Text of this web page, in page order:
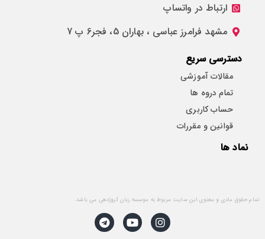
ارتباط در واتساپ
مشهد فرامرز عباسی ، بهاران 5، فجر6 پ 7
دسترسی سریع
مقالات آموزشی
تمام دروه ها
حساب کاربری
قوانین و مقررات
نماد ها
تمام حقوق مادی و معنوی این سایت مربوط به موسسه زبان کروژدهی می باشد.